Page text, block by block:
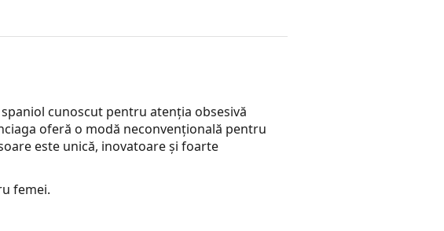
cunoscut pentru atenția obsesivă
oferă o modă neconvențională pentru
este unică, inovatoare și foarte
femei.